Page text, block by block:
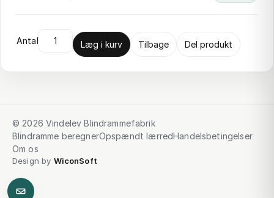
Antal Læg i kurv Tilbage Del produkt
© 2026 Vindelev Blindrammefabrik
Blindramme beregnerOpspændt lærredHandelsbetingelser
Om os
Design by WiconSoft